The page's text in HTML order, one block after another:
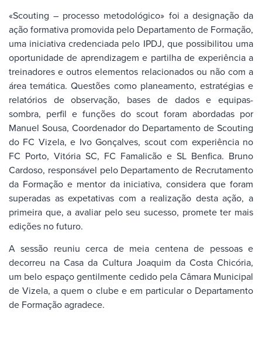
«Scouting – processo metodológico» foi a designação da
ação formativa promovida pelo Departamento de Formação,
uma iniciativa credenciada pelo IPDJ, que possibilitou uma
oportunidade de aprendizagem e partilha de experiência a
treinadores e outros elementos relacionados ou não com a
área temática. Questões como planeamento, estratégias e
relatórios de observação, bases de dados e equipas-
sombra, perfil e funções do scout foram abordadas por
Manuel Sousa, Coordenador do Departamento de Scouting
do FC Vizela, e Ivo Gonçalves, scout com experiência no
FC Porto, Vitória SC, FC Famalicão e SL Benfica. Bruno
Cardoso, responsável pelo Departamento de Recrutamento
da Formação e mentor da iniciativa, considera que foram
superadas as expetativas com a realização desta ação, a
primeira que, a avaliar pelo seu sucesso, promete ter mais
edições no futuro.
A sessão reuniu cerca de meia centena de pessoas e
decorreu na Casa da Cultura Joaquim da Costa Chicória,
um belo espaço gentilmente cedido pela Câmara Municipal
de Vizela, a quem o clube e em particular o Departamento
de Formação agradece.